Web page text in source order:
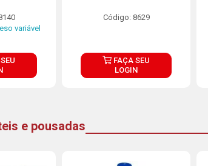
variável
Código: 8629
FAÇA SEU
LOGIN
e pousadas